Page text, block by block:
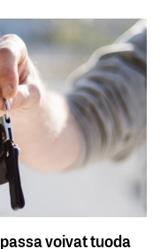
voivat tuoda